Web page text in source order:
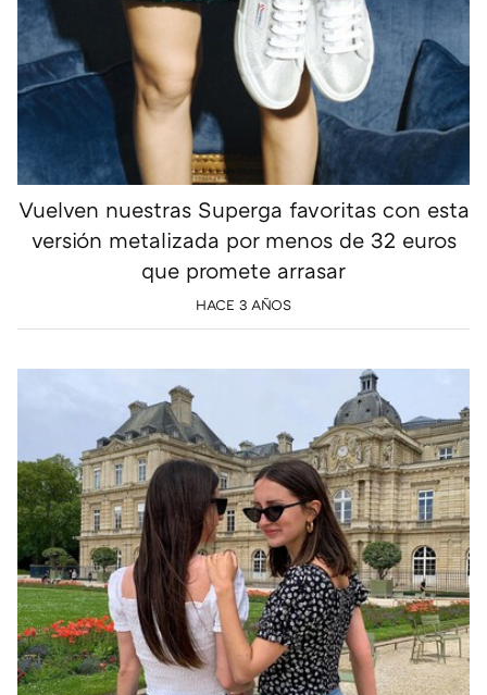
Vuelven nuestras Superga favoritas con esta
versión metalizada por menos de 32 euros
que promete arrasar
HACE 3 AÑOS